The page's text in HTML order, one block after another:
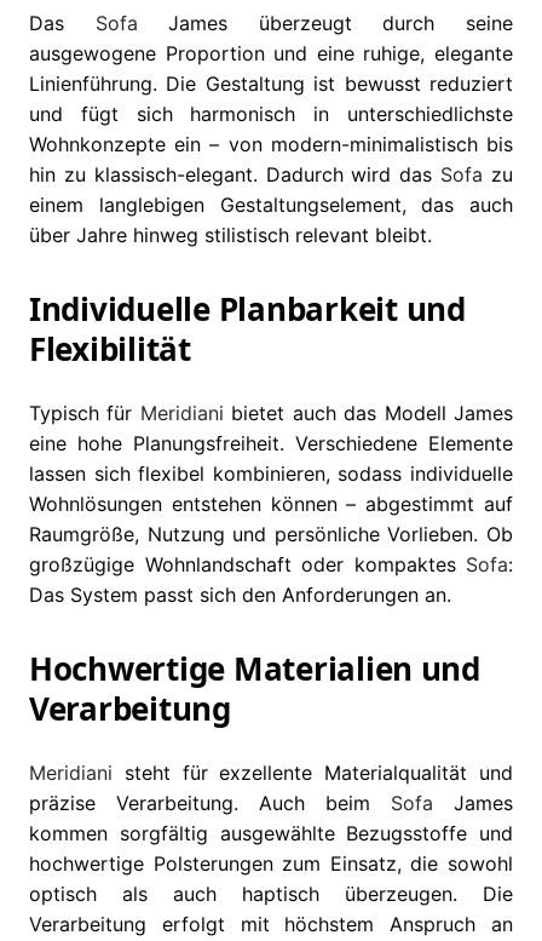
Das Sofa James überzeugt durch seine
ausgewogene Proportion und eine ruhige, elegante
Linienführung. Die Gestaltung ist bewusst reduziert
und fügt sich harmonisch in unterschiedlichste
Wohnkonzepte ein – von modern-minimalistisch bis
hin zu klassisch-elegant. Dadurch wird das Sofa zu
einem langlebigen Gestaltungselement, das auch
über Jahre hinweg stilistisch relevant bleibt.
Individuelle Planbarkeit und
Flexibilität
Typisch für Meridiani bietet auch das Modell James
eine hohe Planungsfreiheit. Verschiedene Elemente
lassen sich flexibel kombinieren, sodass individuelle
Wohnlösungen entstehen können – abgestimmt auf
Raumgröße, Nutzung und persönliche Vorlieben. Ob
großzügige Wohnlandschaft oder kompaktes Sofa:
Das System passt sich den Anforderungen an.
Hochwertige Materialien und
Verarbeitung
Meridiani steht für exzellente Materialqualität und
präzise Verarbeitung. Auch beim Sofa James
kommen sorgfältig ausgewählte Bezugsstoffe und
hochwertige Polsterungen zum Einsatz, die sowohl
optisch als auch haptisch überzeugen. Die
Verarbeitung erfolgt mit höchstem Anspruch an